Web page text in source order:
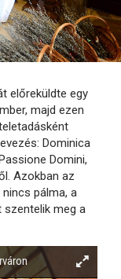
előreküldte egy
majd ezen
Dominica
Domini,
Azokban az
pálma, a
meg a